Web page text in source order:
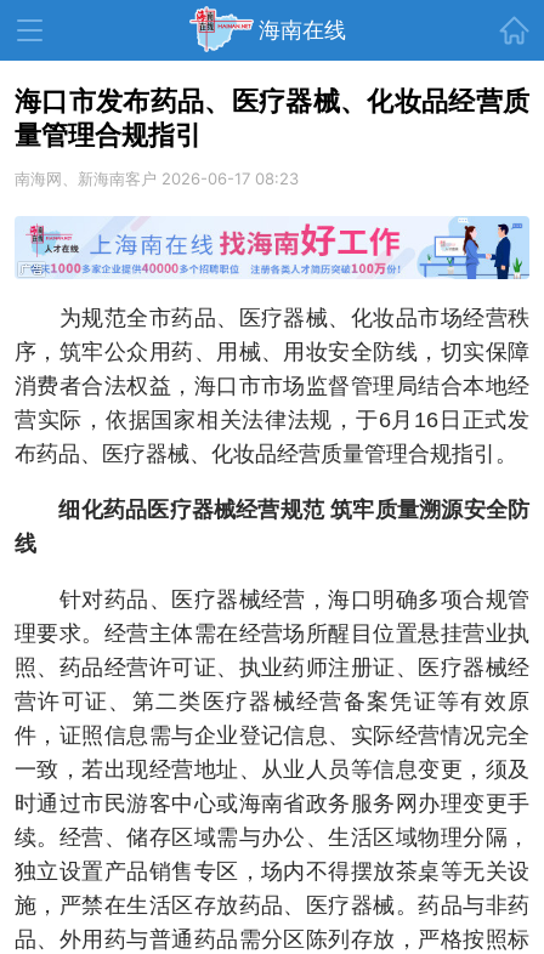
海南在线
资讯中心 热点
教育 健康 房产
生活 演出 活动
展会 走读海南 周末去哪儿
人才在线 天涯企服
海口市发布药品、医疗器械、化妆品经营质
量管理合规指引
南海网、新海南客户 2026-06-17 08:23
为规范全市药品、医疗器械、化妆品市场经营秩
序，筑牢公众用药、用械、用妆安全防线，切实保障
消费者合法权益，海口市市场监督管理局结合本地经
营实际，依据国家相关法律法规，于6月16日正式发
布药品、医疗器械、化妆品经营质量管理合规指引。
细化药品医疗器械经营规范 筑牢质量溯源安全防
线
针对药品、医疗器械经营，海口明确多项合规管
理要求。经营主体需在经营场所醒目位置悬挂营业执
照、药品经营许可证、执业药师注册证、医疗器械经
营许可证、第二类医疗器械经营备案凭证等有效原
件，证照信息需与企业登记信息、实际经营情况完全
一致，若出现经营地址、从业人员等信息变更，须及
时通过市民游客中心或海南省政务服务网办理变更手
续。经营、储存区域需与办公、生活区域物理分隔，
独立设置产品销售专区，场内不得摆放茶桌等无关设
施，严禁在生活区存放药品、医疗器械。药品与非药
品、外用药与普通药品需分区陈列存放，严格按照标